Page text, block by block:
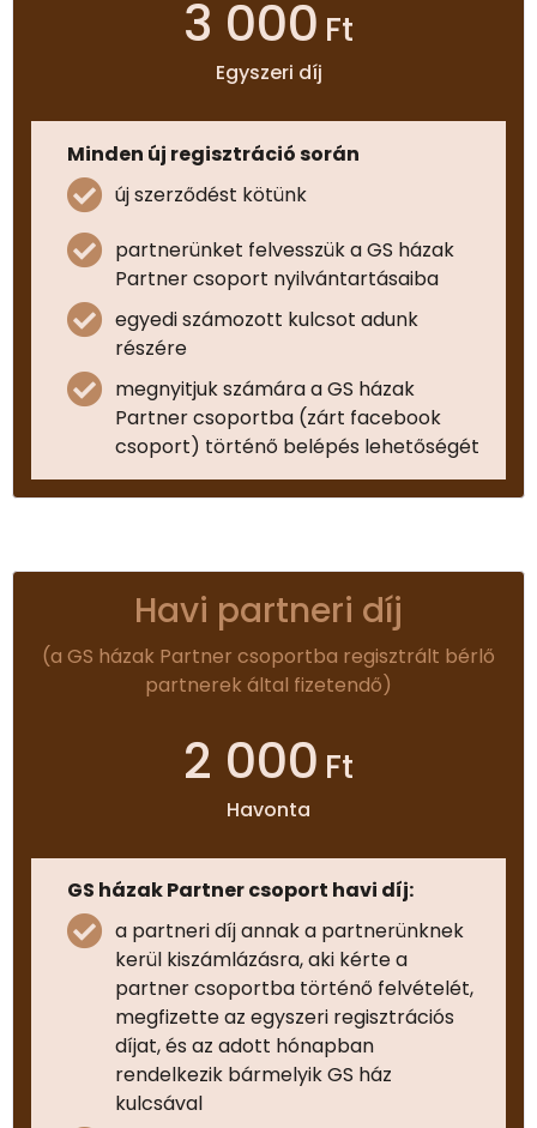
3 000 Ft
Egyszeri díj
Minden új regisztráció során
új szerződést kötünk
partnerünket felvesszük a GS házak
Partner csoport nyilvántartásaiba
egyedi számozott kulcsot adunk
részére
megnyitjuk számára a GS házak
Partner csoportba (zárt facebook
csoport) történő belépés lehetőségét
Havi partneri díj
(a GS házak Partner csoportba regisztrált bérlő
partnerek által fizetendő)
2 000 Ft
Havonta
GS házak Partner csoport havi díj:
a partneri díj annak a partnerünknek
kerül kiszámlázásra, aki kérte a
partner csoportba történő felvételét,
megfizette az egyszeri regisztrációs
díjat, és az adott hónapban
rendelkezik bármelyik GS ház
kulcsával